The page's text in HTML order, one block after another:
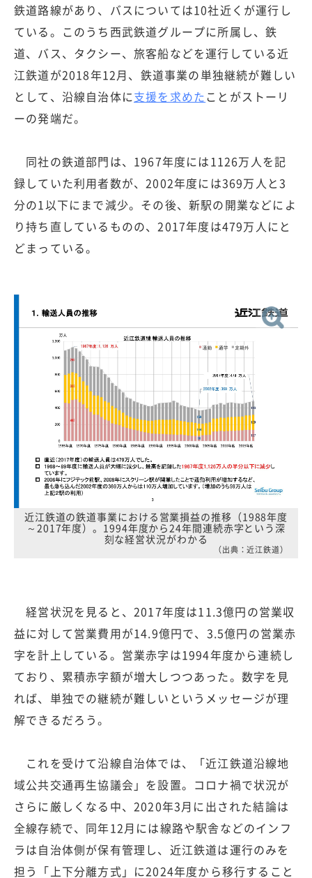
鉄道路線があり、バスについては10社近くが運行し
ている。このうち西武鉄道グループに所属し、鉄
道、バス、タクシー、旅客船などを運行している近
江鉄道が2018年12月、鉄道事業の単独継続が難しい
として、沿線自治体に支援を求めたことがストーリ
ーの発端だ。
同社の鉄道部門は、1967年度には1126万人を記
録していた利用者数が、2002年度には369万人と3
分の1以下にまで減少。その後、新駅の開業などによ
り持ち直しているものの、2017年度は479万人にと
どまっている。
近江鉄道の鉄道事業における営業損益の推移（1988年度
～2017年度）。1994年度から24年間連続赤字という深
刻な経営状況がわかる
（出典：近江鉄道）
経営状況を見ると、2017年度は11.3億円の営業収
益に対して営業費用が14.9億円で、3.5億円の営業赤
字を計上している。営業赤字は1994年度から連続し
ており、累積赤字額が増大しつつあった。数字を見
れば、単独での継続が難しいというメッセージが理
解できるだろう。
これを受けて沿線自治体では、「近江鉄道沿線地
域公共交通再生協議会」を設置。コロナ禍で状況が
さらに厳しくなる中、2020年3月に出された結論は
全線存続で、同年12月には線路や駅舎などのインフ
ラは自治体側が保有管理し、近江鉄道は運行のみを
担う「上下分離方式」に2024年度から移行すること